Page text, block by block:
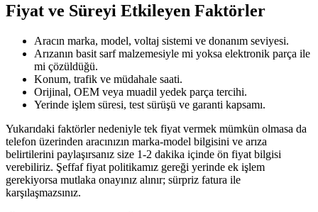
Fiyat ve Süreyi Etkileyen Faktörler
Aracın marka, model, voltaj sistemi ve donanım seviyesi.
Arızanın basit sarf malzemesiyle mi yoksa elektronik parça ile
mi çözüldüğü.
Konum, trafik ve müdahale saati.
Orijinal, OEM veya muadil yedek parça tercihi.
Yerinde işlem süresi, test sürüşü ve garanti kapsamı.
Yukarıdaki faktörler nedeniyle tek fiyat vermek mümkün olmasa da
telefon üzerinden aracınızın marka-model bilgisini ve arıza
belirtilerini paylaşırsanız size 1-2 dakika içinde ön fiyat bilgisi
verebiliriz. Şeffaf fiyat politikamız gereği yerinde ek işlem
gerekiyorsa mutlaka onayınız alınır; sürpriz fatura ile
karşılaşmazsınız.